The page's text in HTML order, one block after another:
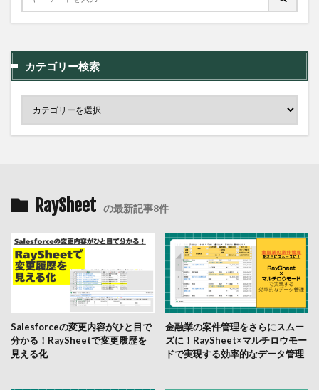
カテゴリー検索
RaySheet の最新記事8件
Salesforceの変更内容がひと目で
分かる！RaySheetで変更履歴を
見える化
金融業の案件管理をさらにスムー
ズに！RaySheet×マルチロウモー
ドで実現する効率的なデータ管理